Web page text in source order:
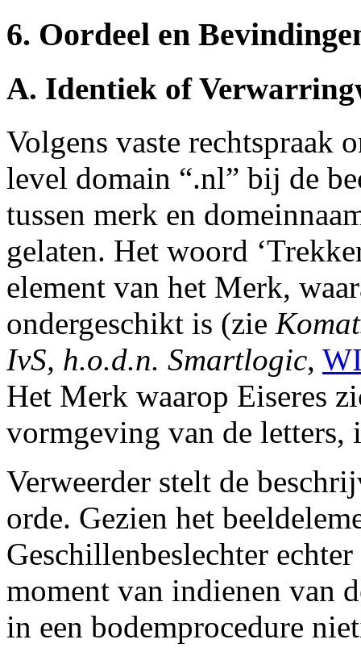
6. Oordeel en
A. Identiek of
Volgens vaste rechtspraak
level domain “.nl” bij de
tussen merk en
gelaten. Het woord
element van het Merk,
ondergeschikt is (zie
IvS, h.o.d.n. Smartlogic,
Het Merk waarop Eiseres
vormgeving van de letters,
Verweerder stelt de
orde. Gezien het
Geschillenbeslechter
moment van indienen van
in een bodemprocedure